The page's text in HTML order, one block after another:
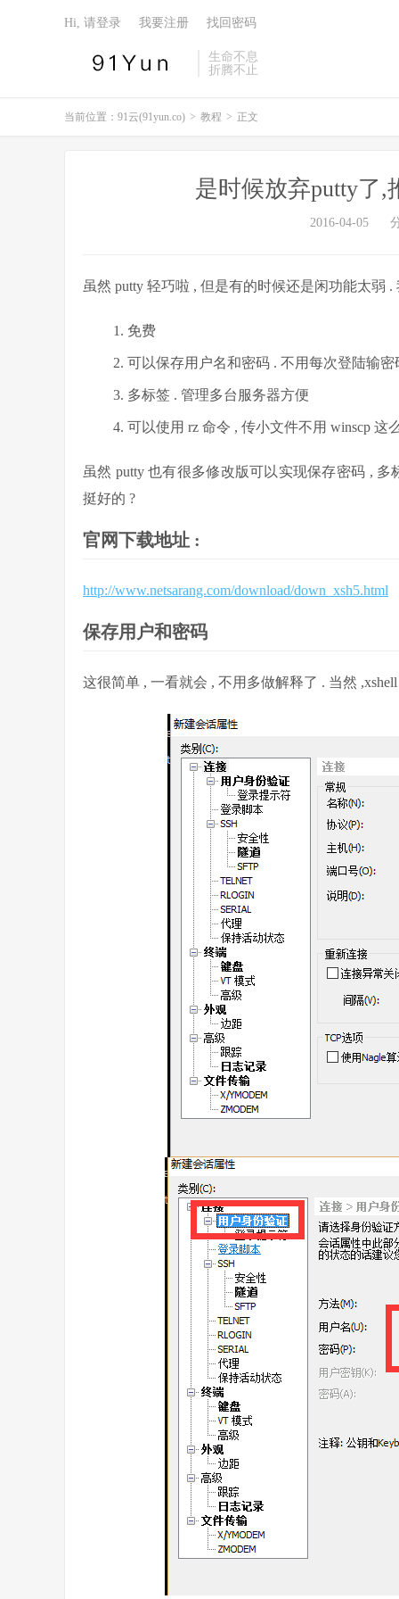
生命不息
折腾不止
Hi, 请登录 我要注册 找回密码
当前位置： 91云(91yun.co) > 教程 > 正文
是时候放弃putty了,
2016-04-05
虽然 putty 轻巧啦 , 但是有的时候还是闲功能太弱
免费
可以保存用户名和密码 . 不用每次登陆输密
多标签 . 管理多台服务器方便
可以使用 rz 命令 , 传小文件不用 winscp 这
虽然 putty 也有很多修改版可以实现保存密码 ,
挺好的 ?
官网下载地址 :
http://www.netsarang.com/download/down_xsh5.html
保存用户和密码
这很简单 , 一看就会 , 不用多做解释了 . 当然